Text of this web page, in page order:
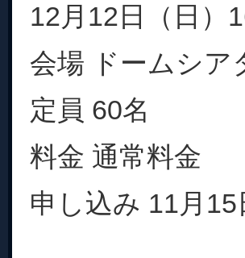
12月12日（日）
会場 ドームシア
定員 60名
料金 通常料金
申し込み 11月15